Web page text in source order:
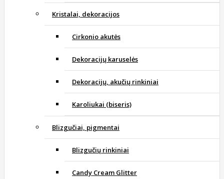
Kristalai, dekoracijos
Cirkonio akutės
Dekoracijų karuselės
Dekoracijų, akučių rinkiniai
Karoliukai (biseris)
Blizgučiai, pigmentai
Blizgučių rinkiniai
Candy Cream Glitter